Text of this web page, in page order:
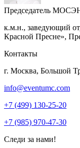
Председатель
к.м.н., заведующий
Красной Пресне»,
Контакты
г. Москва, Большой
info@eventumc.com
+7 (499) 130-25-20
+7 (985) 970-47-30
Следи за нами!